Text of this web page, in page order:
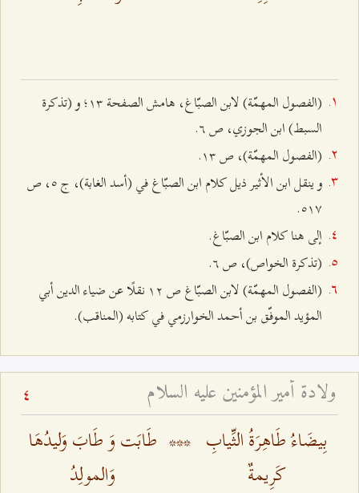
(الفصول المهمّة) لابن الصبّاغ، هامش الصفحة ۱٣؛ و (تذكرة
السبط) ابن الجوزي، ص ٦.
(الفصول المهمّة)، ص ۱٣.
و ينقل ابن الأثير ذيل كلام ابن الصبّاغ في (أسد الغابة)، ج ٥، ص
٥۱۷.
إلى هنا كلام ابن الصبّاغ‌.
(تذكرة الخواص)، ص ٦.
(الفصول المهمّة) لابن الصبّاغ ص ۱٢ نقلًا عن ضياء الدين أبي
المؤيد الموفّق بن أحمد الخوارزمي في كتابه (المناقب).
ولادة أمير المؤمنين عليه السلام 4
بِيضَاءُ طَاهِرَةُ الثِّيابِ
كَرِيمةٌ
*** طَابَت وَ طَابَ وَليدُهَا
وَالمولِدُ